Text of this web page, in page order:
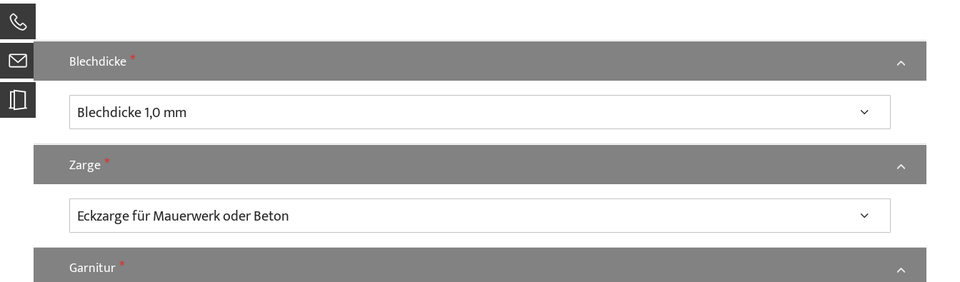
Blechdicke
Zarge
Garnitur